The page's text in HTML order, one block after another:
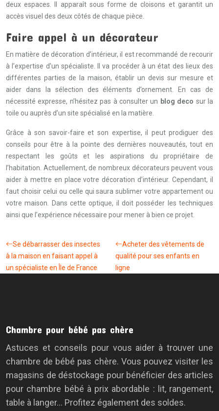
deux espaces. Il apparaît sous forme de cloisons et garantit un
accès visuel des deux côtés de chaque pièce.
Faire appel à un décorateur
En matière de décoration d’intérieur, il est recommandé de recourir
à l’expertise d’un spécialiste. Il va procéder à un état des lieux des
différentes parties de la maison, établir un devis sur mesure et
aider dans la sélection des éléments d’ornement. En cas de
nécessité expresse, n’hésitez pas à consulter un blog deco sur la
toile ou auprès d’un site spécialisé en la matière.
Grâce à son savoir-faire et son expertise, il peut prodiguer des
conseils pour être à la pointe des dernières nouveautés, tout en
respectant les goûts et les aspirations du propriétaire de
l’habitation. Actuellement, de nombreux décorateurs peuvent vous
aider à mettre en place votre décoration d’intérieur. Cependant, il
faut choisir celui ou celle qui saura sublimer votre appartement ou
votre maison. Dans cette optique, il doit posséder les techniques
ainsi que l’expérience nécessaire pour mener à bien ce projet.
Se débarrasser des insectes
à la maison en faisant appel à
un spécialiste en Île de France
Acheter des vêtements de
qualité pour ses enfants en
ligne
Chambre pour bébé pas chère
Astuces et conseils pour vous aider à trouver une
chambre de bébé pas chère. Vous pouvez visiter les
magasins de déstockage pour bénéficier des articles
pour chambre bébé à prix abordable : lit, rangement,
table à langer… Profitez également des soldes.